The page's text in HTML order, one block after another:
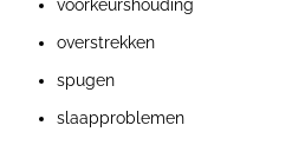
voorkeurshouding
overstrekken
spugen
slaapproblemen